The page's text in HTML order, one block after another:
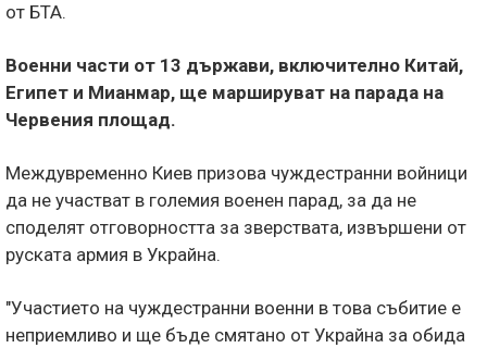
от БТА.
Военни части от 13 държави, включително Китай,
Египет и Мианмар, ще маршируват на парада на
Червения площад.
Междувременно Киев призова чуждестранни войници
да не участват в големия военен парад, за да не
споделят отговорността за зверствата, извършени от
руската армия в Украйна.
"Участието на чуждестранни военни в това събитие е
неприемливо и ще бъде смятано от Украйна за обида